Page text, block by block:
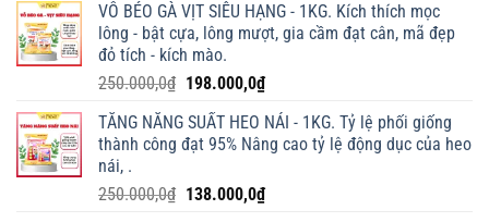
VỖ BÉO GÀ VỊT SIÊU HẠNG - 1KG. Kích thích mọc
lông - bật cựa, lông mượt, gia cầm đạt cân, mã đẹp
đỏ tích - kích mào.
250.000,0₫ Giá
là:
250.000,0₫.
198.000,0₫Giá
tại
là:
TĂNG NĂNG SUẤT HEO NÁI - 1KG. Tỷ lệ phối giống
thành công đạt 95% Nâng cao tỷ lệ động dục của heo
nái, .
250.000,0₫ Giá
138.000,0₫Giá